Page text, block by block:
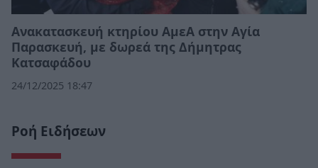
Ανακατασκευή κτηρίου ΑμεΑ στην Αγία
Παρασκευή, με δωρεά της Δήμητρας
Κατσαφάδου
24/12/2025 18:47
Ροή Ειδήσεων